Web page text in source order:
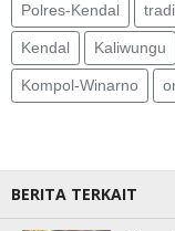
Polres-Kendal
Kendal Kaliwungu
Kompol-Winarno
BERITA TERKAIT